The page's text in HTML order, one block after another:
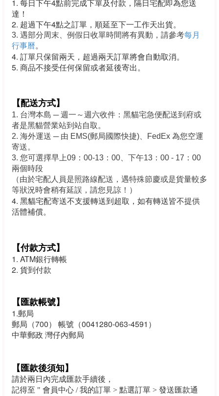
1. 每日下午4點前完成下單及付款，隔日宅配即為您送
達！
2. 超過下午4點之訂單 ，順延至下一工作天出貨。
3. 遇部分周末、例假日收單時間將有異動 ，請參考每月
行事曆。
4. 訂單只保留兩天，超過兩天訂單將會自動取消。
5. 商品不接受任何保留或者延後寄出。
【配送方式】
1. 台灣本島 ─ 週一～週六收件：黑貓宅急便配送到府或
者是黑貓營業站到站自取 。
2. 海外運送 ─ 由 EMS(郵局國際快捷)、FedEx 為您空運
寄送。
3. 您可選擇早上09：00-13：00、下午13：00 - 17：00
兩個時段
（由於宅配人員是照路線配送，遇特殊節慶或是貨量較多
等狀況時會稍有延誤，請您見諒！）
4. 黑貓宅配寄送不支援轉送到超取，如有轉送皆不提供
活體補償。
【付款方式】
1. ATM銀行轉帳
2. 貨到付款
【匯款帳號】
1.郵局
郵局（700） 帳號（0041280-063-4591）
中華郵政 灣仔內郵局
【匯款後須知】
請於兩日內完成匯款手續後，
記得至 " 會員中心 / 我的訂單 > 點選訂單 > 發送匯款通